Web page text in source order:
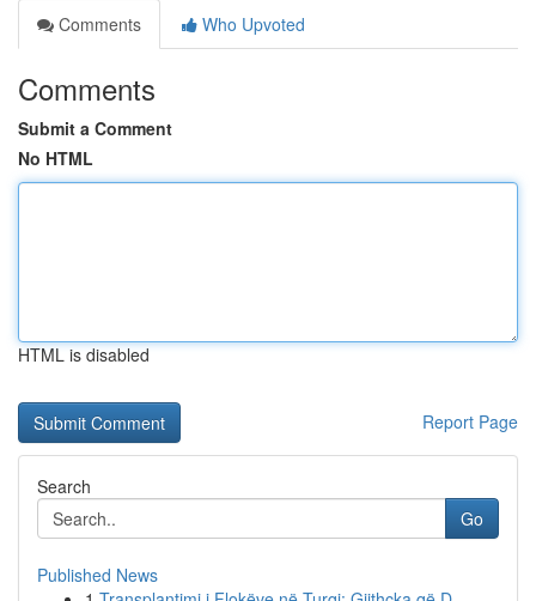
Comments
Who Upvoted
Comments
Submit a Comment
No HTML
HTML is disabled
Report Page
Search
Go
Published News